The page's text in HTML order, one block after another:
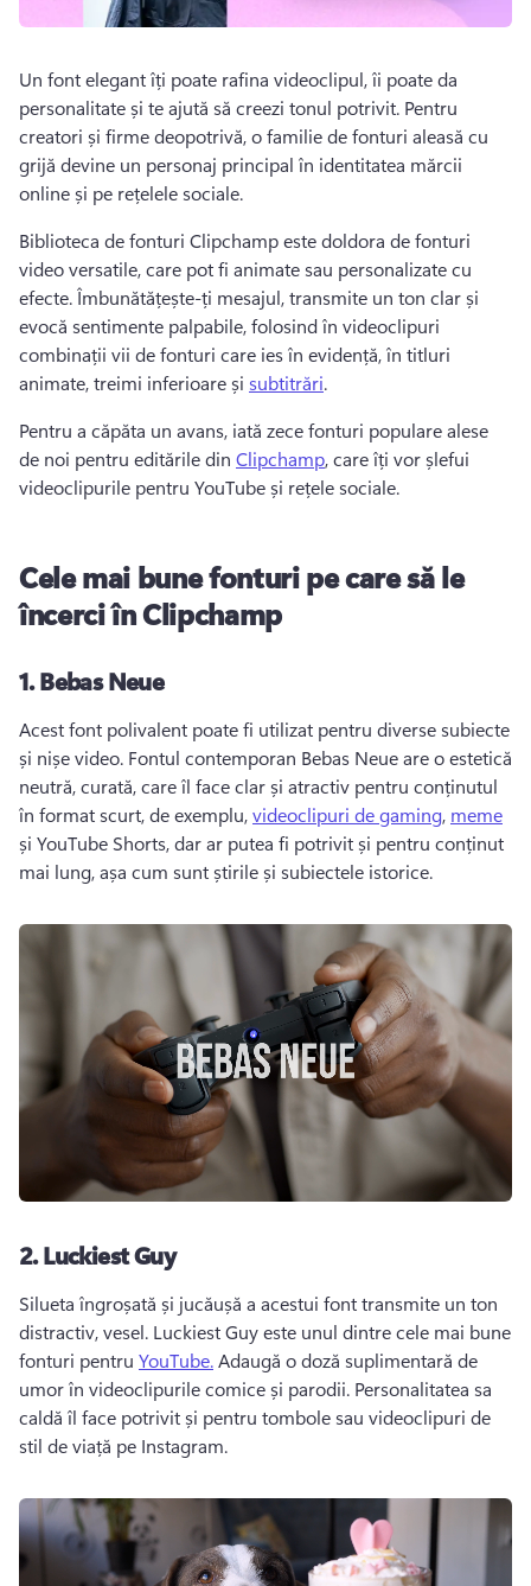
Un font elegant îți poate rafina videoclipul, îi poate da
personalitate și te ajută să creezi tonul potrivit. Pentru
creatori și firme deopotrivă, o familie de fonturi aleasă cu
grijă devine un personaj principal în identitatea mărcii
online și pe rețelele sociale.
Biblioteca de fonturi Clipchamp este doldora de fonturi
video versatile, care pot fi animate sau personalizate cu
efecte. Îmbunătățește-ți mesajul, transmite un ton clar și
evocă sentimente palpabile, folosind în videoclipuri
combinații vii de fonturi care ies în evidență, în titluri
animate, treimi inferioare și subtitrări.
Pentru a căpăta un avans, iată zece fonturi populare alese
de noi pentru editările din Clipchamp, care îți vor șlefui
videoclipurile pentru YouTube și rețele sociale.
Cele mai bune fonturi pe care să le
încerci în Clipchamp
1.Bebas Neue
Acest font polivalent poate fi utilizat pentru diverse subiecte
și nișe video. Fontul contemporan Bebas Neue are o estetică
neutră, curată, care îl face clar și atractiv pentru conținutul
în format scurt, de exemplu, videoclipuri de gaming, meme
și YouTube Shorts, dar ar putea fi potrivit și pentru conținut
mai lung, așa cum sunt știrile și subiectele istorice.
2.Luckiest Guy
Silueta îngroșată și jucăușă a acestui font transmite un ton
distractiv, vesel. Luckiest Guy este unul dintre cele mai bune
fonturi pentru YouTube. Adaugă o doză suplimentară de
umor în videoclipurile comice și parodii. Personalitatea sa
caldă îl face potrivit și pentru tombole sau videoclipuri de
stil de viață pe Instagram.